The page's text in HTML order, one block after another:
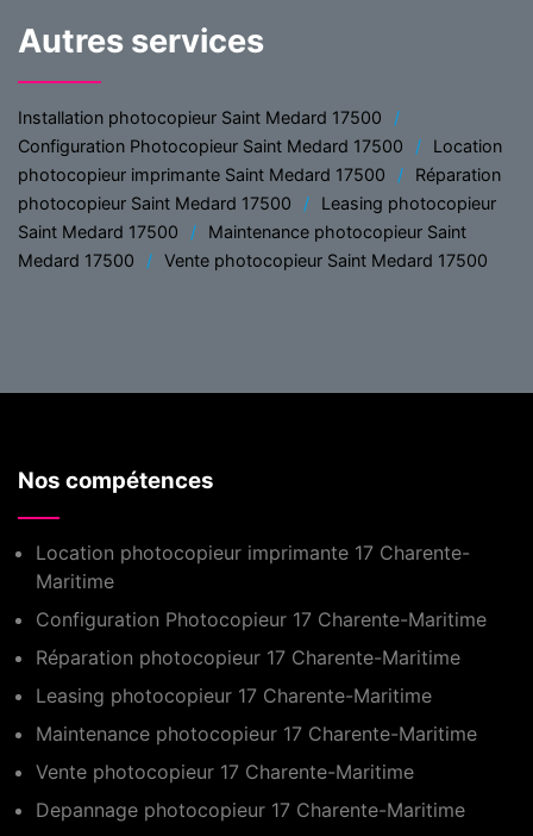
Autres services
Installation photocopieur Saint Medard 17500
Configuration Photocopieur Saint Medard 17500
Location
photocopieur imprimante Saint Medard 17500
Réparation
photocopieur Saint Medard 17500
Leasing photocopieur
Saint Medard 17500
Maintenance photocopieur Saint
Medard 17500
Vente photocopieur Saint Medard 17500
Nos compétences
Location photocopieur imprimante 17 Charente-
Maritime
Configuration Photocopieur 17 Charente-Maritime
Réparation photocopieur 17 Charente-Maritime
Leasing photocopieur 17 Charente-Maritime
Maintenance photocopieur 17 Charente-Maritime
Vente photocopieur 17 Charente-Maritime
Depannage photocopieur 17 Charente-Maritime